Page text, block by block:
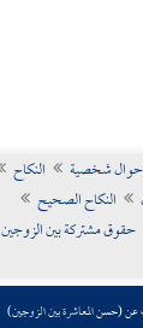
شخصية
النكاح
النكاح الصحيح
حقوق مشتركة بين الزوجين
(حسن المعاشرة بين الزوجين)